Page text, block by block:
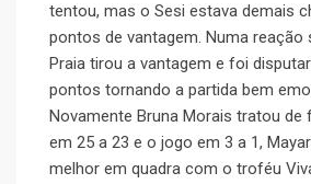
tentou, mas o Sesi estava demais
pontos de vantagem. Numa reação
Praia tirou a vantagem e foi
pontos tornando a partida bem
Novamente Bruna Morais tratou de
em 25 a 23 e o jogo em 3 a 1,
melhor em quadra com o troféu